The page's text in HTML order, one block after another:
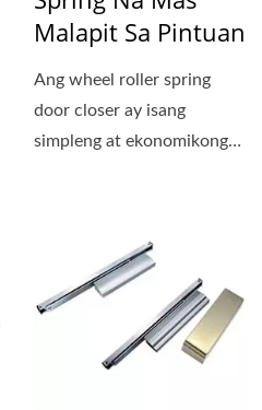
Malapit Sa Pintuan
Ang wheel roller spring
door closer ay isang
simpleng at ekonomikong